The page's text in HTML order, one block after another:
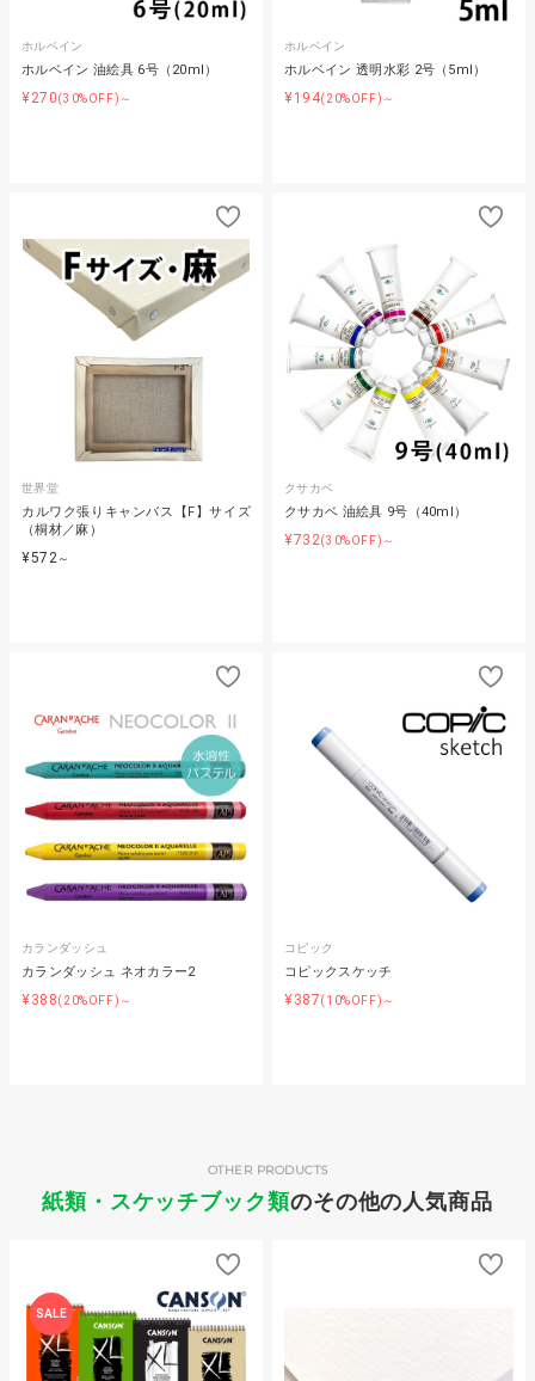
ホルベイン
ホルベイン 油絵具 6号（20ml）
¥270(30%OFF)～
ホルベイン
ホルベイン 透明水彩 2号（5ml）
¥194(20%OFF)～
世界堂
カルワク張りキャンバス【F】サイズ
（桐材／麻）
¥572 ～
クサカベ
クサカベ 油絵具 9号（40ml）
¥732(30%OFF)～
カランダッシュ
カランダッシュ ネオカラー2
¥388(20%OFF)～
コピック
コピックスケッチ
¥387(10%OFF)～
紙類・スケッチブック類のその他の人気商品
OTHER PRODUCTS
SALE